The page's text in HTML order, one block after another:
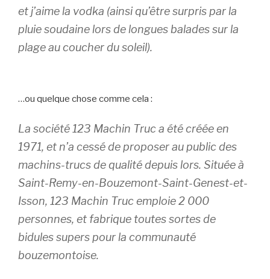
et j’aime la vodka (ainsi qu’être surpris par la
pluie soudaine lors de longues balades sur la
plage au coucher du soleil).
…ou quelque chose comme cela :
La société 123 Machin Truc a été créée en
1971, et n’a cessé de proposer au public des
machins-trucs de qualité depuis lors. Située à
Saint-Remy-en-Bouzemont-Saint-Genest-et-
Isson, 123 Machin Truc emploie 2 000
personnes, et fabrique toutes sortes de
bidules supers pour la communauté
bouzemontoise.